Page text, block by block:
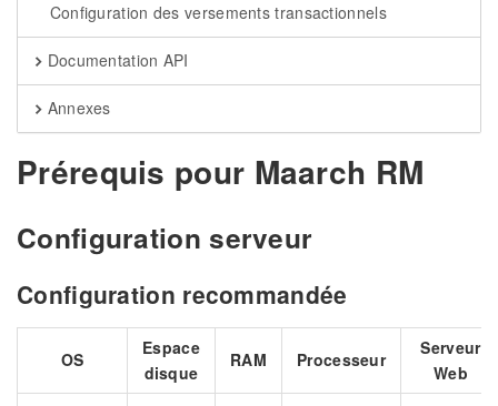
Configuration des versements transactionnels
Documentation API
Annexes
Prérequis pour Maarch RM
Configuration serveur
Configuration recommandée
OS
Espace
disque
RAM Processeur
Serveur
Web